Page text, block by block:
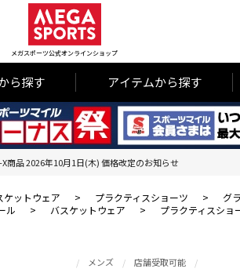
メガスポーツ公式オンラインショップ
ら探す アイテムから探す
X商品 2026年10月1日(木) 価格改定のお知らせ
ケットウェア > プラクティスショーツ >
グ
ル > バスケットウェア > プラクティスショ
メンズ 店舗受取可能